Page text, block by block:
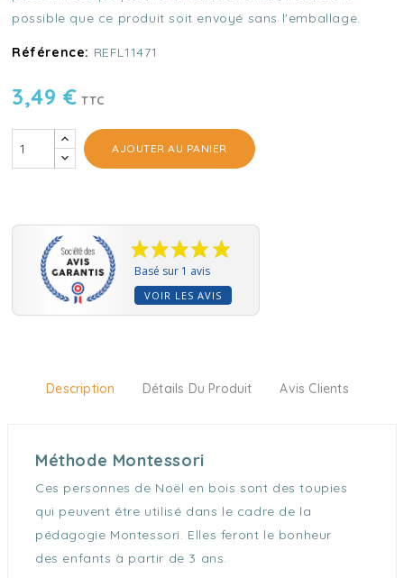
possible que ce produit soit envoyé sans l'emballage.
Référence: REFL11471
3,49 € TTC
AJOUTER AU PANIER
Basé sur 1 avis
VOIR LES AVIS
Description Détails Du Produit Avis Clients
Méthode Montessori
Ces personnes de Noël en bois sont des toupies
qui peuvent être utilisé dans le cadre de la
pédagogie Montessori. Elles feront le bonheur
des enfants à partir de 3 ans.